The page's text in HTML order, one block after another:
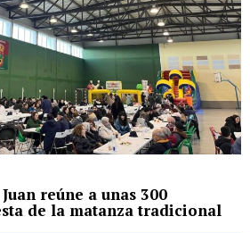
reúne a unas 300
de la matanza tradicional